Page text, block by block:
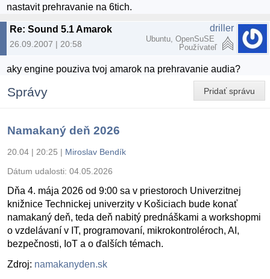
nastavit prehravanie na 6tich.
Re: Sound 5.1 Amarok
26.09.2007 | 20:58
driller
Ubuntu, OpenSuSE
Používateľ
aky engine pouziva tvoj amarok na prehravanie audia?
Pridať správu
Správy
Namakaný deň 2026
20.04 | 20:25 | Miroslav Bendík
Dátum udalosti: 04.05.2026
Dňa 4. mája 2026 od 9:00 sa v priestoroch Univerzitnej
knižnice Technickej univerzity v Košiciach bude konať
namakaný deň, teda deň nabitý prednáškami a workshopmi
o vzdelávaní v IT, programovaní, mikrokontroléroch, AI,
bezpečnosti, IoT a o ďalších témach.
Zdroj: namakanyden.sk